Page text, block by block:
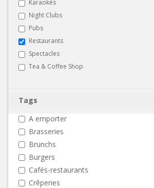
Karaokés
Night Clubs
Pubs
Restaurants
Spectacles
Tea & Coffee Shop
Tags
A emporter
Brasseries
Brunchs
Burgers
Cafés-restaurants
Crêperies